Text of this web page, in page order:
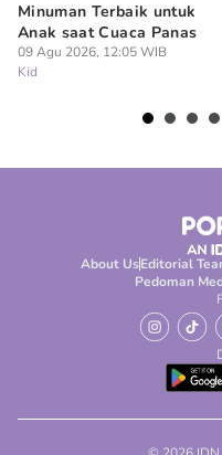
Minuman Terbaik untuk
Anak saat Cuaca Panas
09 Agu 2026, 12:05 WIB
Kid
About UsEditorial
Pedoman